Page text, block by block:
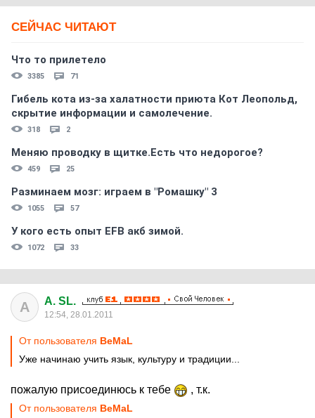
СЕЙЧАС ЧИТАЮТ
Что то прилетело
3385 71
Гибель кота из-за халатности приюта Кот Леопольд,
скрытиe информации и самолечение.
318 2
Меняю проводку в щитке.Есть что недорогое?
459 25
Разминаем мозг: играем в "Ромашку" 3
1055 57
У кого есть опыт EFB акб зимой.
1072 33
A A. SL.
12:54, 28.01.2011
От пользователя BeMaL
Уже начинаю учить язык, культуру и традиции...
пожалую присоединюсь к тебе , т.к.
От пользователя BeMaL